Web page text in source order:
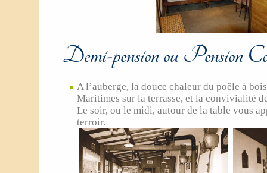
Demi-pension ou Pension
A l’auberge, la douce chaleur du poêle à
Maritimes sur la terrasse, et la convivialité
Le soir, ou le midi, autour de la table vous
terroir.